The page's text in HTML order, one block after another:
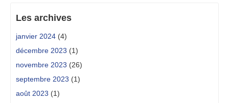
Les archives
janvier 2024 (4)
décembre 2023 (1)
novembre 2023 (26)
septembre 2023 (1)
août 2023 (1)